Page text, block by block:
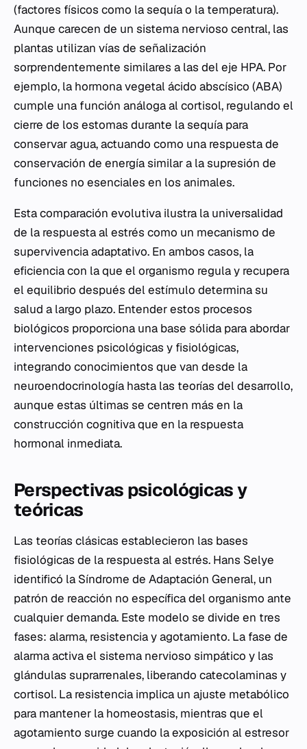
(factores físicos como la sequía o la temperatura).
Aunque carecen de un sistema nervioso central, las
plantas utilizan vías de señalización
sorprendentemente similares a las del eje HPA. Por
ejemplo, la hormona vegetal ácido abscísico (ABA)
cumple una función análoga al cortisol, regulando el
cierre de los estomas durante la sequía para
conservar agua, actuando como una respuesta de
conservación de energía similar a la supresión de
funciones no esenciales en los animales.
Esta comparación evolutiva ilustra la universalidad
de la respuesta al estrés como un mecanismo de
supervivencia adaptativo. En ambos casos, la
eficiencia con la que el organismo regula y recupera
el equilibrio después del estímulo determina su
salud a largo plazo. Entender estos procesos
biológicos proporciona una base sólida para abordar
intervenciones psicológicas y fisiológicas,
integrando conocimientos que van desde la
neuroendocrinología hasta las teorías del desarrollo,
aunque estas últimas se centren más en la
construcción cognitiva que en la respuesta
hormonal inmediata.
Perspectivas psicológicas y
teóricas
Las teorías clásicas establecieron las bases
fisiológicas de la respuesta al estrés. Hans Selye
identificó la Síndrome de Adaptación General, un
patrón de reacción no específica del organismo ante
cualquier demanda. Este modelo se divide en tres
fases: alarma, resistencia y agotamiento. La fase de
alarma activa el sistema nervioso simpático y las
glándulas suprarrenales, liberando catecolaminas y
cortisol. La resistencia implica un ajuste metabólico
para mantener la homeostasis, mientras que el
agotamiento surge cuando la exposición al estresor